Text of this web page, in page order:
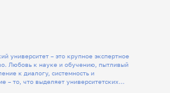
университет – это крупное экспертное
Любовь к науке и обучению, пытливый
– то, что выделяет университетских